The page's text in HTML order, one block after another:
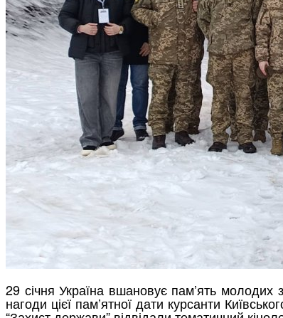
29 січня Україна вшановує пам’ять молодих
нагоди цієї пам’ятної дати курсанти